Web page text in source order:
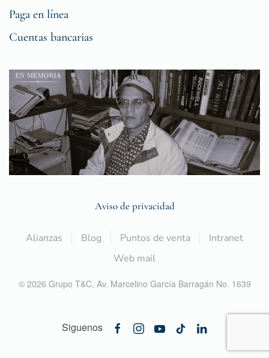
Paga en línea
Cuentas bancarias
Aviso de privacidad
Alianzas Blog Puntos de venta
Intranet
Web mail
© 2026 Grupo T&C, Av. Marcelino García Barragán No. 1639
Siguenos